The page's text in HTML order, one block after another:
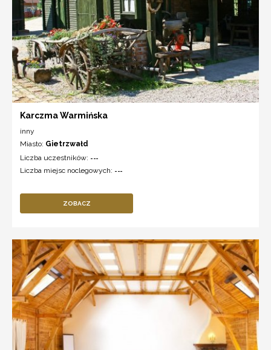
Karczma Warmińska
inny
Miasto: Gietrzwałd
Liczba uczestników: ---
Liczba miejsc noclegowych: ---
ZOBACZ